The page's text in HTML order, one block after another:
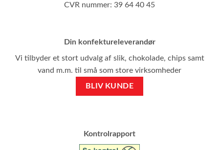
CVR nummer: 39 64 40 45
Din konfektureleverandør
Vi tilbyder et stort udvalg af slik, chokolade, chips samt
vand m.m. til små som store virksomheder
BLIV KUNDE
​Kontrolrapport